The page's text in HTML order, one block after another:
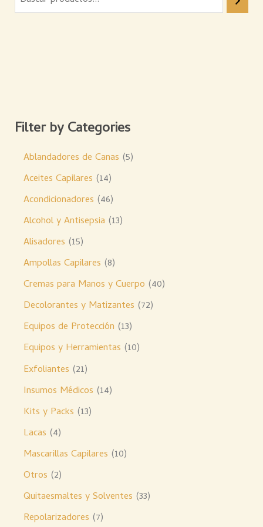
Filter by Categories
Ablandadores de Canas 5
Aceites Capilares 14
Acondicionadores 46
Alcohol y Antisepsia 13
Alisadores 15
Ampollas Capilares 8
Cremas para Manos y Cuerpo 40
Decolorantes y Matizantes 72
Equipos de Protección 13
Equipos y Herramientas 10
Exfoliantes 21
Insumos Médicos 14
Kits y Packs 13
Lacas 4
Mascarillas Capilares 10
Otros 2
Quitaesmaltes y Solventes 33
Repolarizadores 7